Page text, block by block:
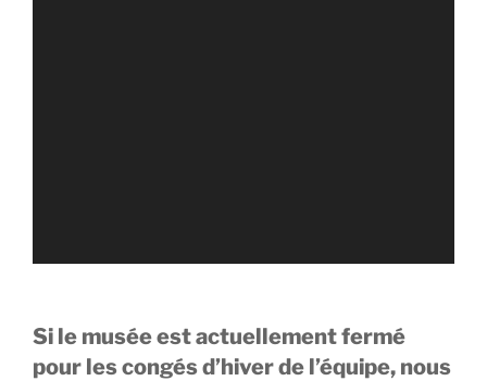
Si le musée est actuellement fermé
pour les congés d’hiver de l’équipe, nous